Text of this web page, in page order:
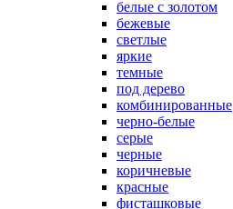
белые с золотом
бежевые
светлые
яркие
темные
под дерево
комбинированные
черно-белые
серые
черные
коричневые
красные
фисташковые